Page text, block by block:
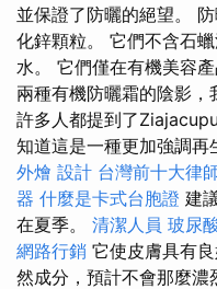
並保證了防曬的絕望。
化鋅顆粒。 它們不含石
水。 它們僅在有機美容
兩種有機防曬霜的陰影，
許多人都提到了
知道這是一種更加強調再
外燴 設計 台灣前十大律
器 什麼是卡式台胞證 建
在夏季。 清潔人員 玻尿
網路行銷 它使皮膚具有
然成分，預計不會那麼濃